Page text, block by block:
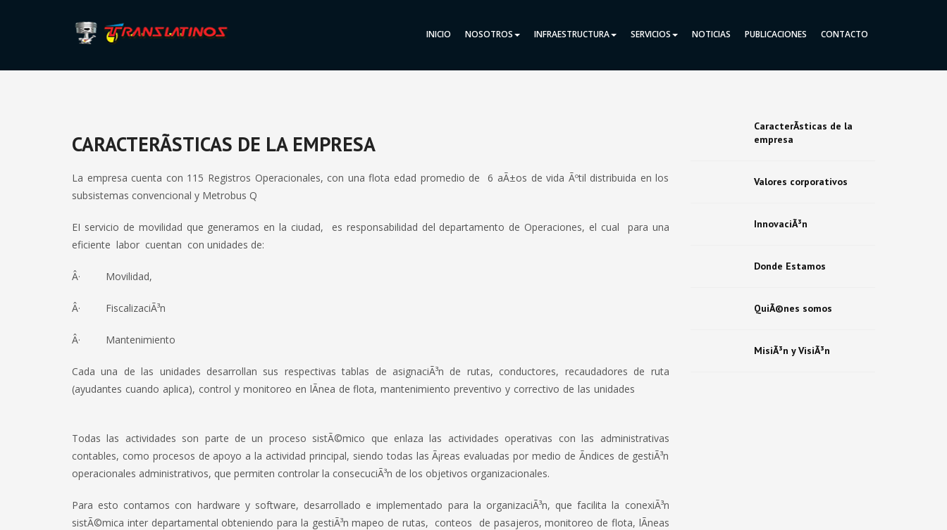
INICIO NOSOTROS INFRAESTRUCTURA SERVICIOS NOTICIAS PUBLICACIONES CONTACTO
CARACTERÃ­STICAS DE LA EMPRESA
La empresa cuenta con 115 Registros Operacionales, con una flota edad promedio de 6 aÃ±os de vida Ãºtil distribuida en los
subsistemas convencional y Metrobus Q
EI servicio de movilidad que generamos en la ciudad, es responsabilidad del departamento de Operaciones, el cual para una
eficiente labor cuentan con unidades de:
Â· Movilidad,
Â· FiscalizaciÃ³n
Â· Mantenimiento
Cada una de las unidades desarrollan sus respectivas tablas de asignaciÃ³n de rutas, conductores, recaudadores de ruta
(ayudantes cuando aplica), control y monitoreo en lÃ­nea de flota, mantenimiento preventivo y correctivo de las unidades
Todas las actividades son parte de un proceso sistÃ©mico que enlaza las actividades operativas con las administrativas
contables, como procesos de apoyo a la actividad principal, siendo todas las Ã¡reas evaluadas por medio de Ã­ndices de gestiÃ³n
operacionales administrativos, que permiten controlar la consecuciÃ³n de los objetivos organizacionales.
Para esto contamos con hardware y software, desarrollado e implementado para la organizaciÃ³n, que facilita la conexiÃ³n
sistÃ©mica inter departamental obteniendo para la gestiÃ³n mapeo de rutas, conteos de pasajeros, monitoreo de flota, lÃ­neas
CaracterÃ­sticas de la
empresa
Valores corporativos
InnovaciÃ³n
Donde Estamos
QuiÃ©nes somos
MisiÃ³n y VisiÃ³n